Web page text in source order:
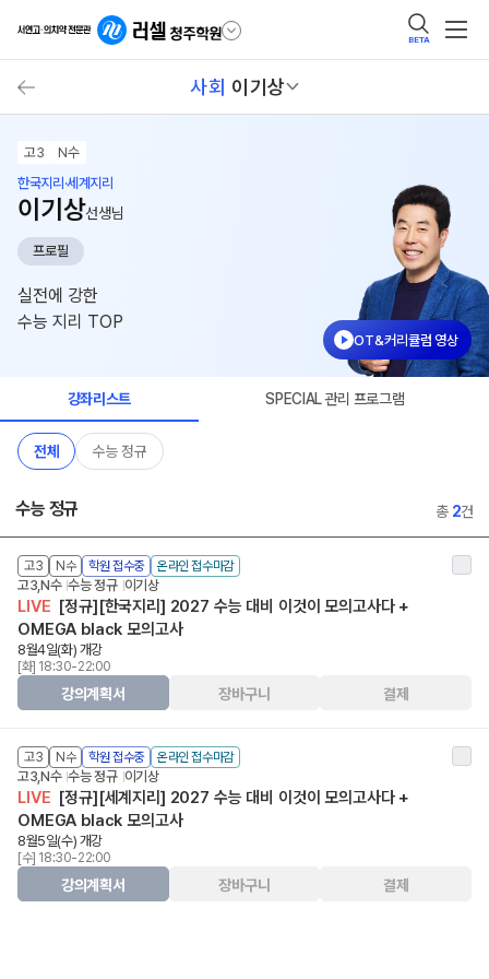
BETA
사회 이기상
고3
N수
한국지리·세계지리
이기상선생님
프로필
실전에 강한
수능 지리 TOP
OT&커리큘럼 영상
강좌리스트 SPECIAL 관리 프로그램
전체 수능 정규
수능 정규 총 2건
고3 N수 학원 접수중 온라인 접수마감
고3,N수 수능 정규 이기상
LIVE [정규][한국지리] 2027 수능 대비 이것이 모의고사다 +
OMEGA black 모의고사
8월4일(화) 개강
[화] 18:30-22:00
강의계획서 장바구니 결제
고3 N수 학원 접수중 온라인 접수마감
고3,N수 수능 정규 이기상
LIVE [정규][세계지리] 2027 수능 대비 이것이 모의고사다 +
OMEGA black 모의고사
8월5일(수) 개강
[수] 18:30-22:00
강의계획서 장바구니 결제